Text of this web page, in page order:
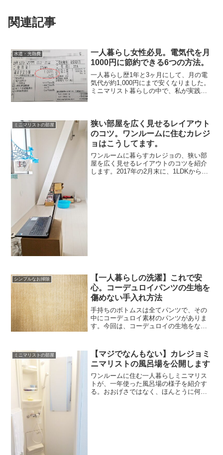
関連記事
水道・光熱費
一人暮らし女性必見。電気代を月
1000円に節約できる6つの方法。
一人暮らし歴1年と3ヶ月にして、月の電
気代が約1,000円にまで安くなりました。
ミニマリスト暮らしの中で、私が実践し
しをしていると、...
ミニマリストの部屋
狭い部屋を広く見せるレイアウト
のコツ。ワンルームに住むカレジ
ョはこうしてます。
ワンルームに暮らすカレジョの、狭い部
屋を広く見せるレイアウトのコツを紹介
します。2017年の2月末に、1LDKからロ
シンプルなお掃除
【一人暮らしの洗濯】これで安
心。コーデュロイパンツの生地を
傷めない手入れ方法
手持ちのボトムスは全てパンツで、その
中にコーデュロイ素材のパンツがありま
す。今回は、コーデュロイの生地をなる
材の服は、表面に「縦うね」と呼ばれる
しまのような模様が入って...
ミニマリストの部屋
【マジでなんもない】カレジョミ
ニマリストの風呂場を公開します
ワンルームに住む一人暮らしミニマリス
トが、一年使った風呂場の様子を紹介す
る。おおげさではなく、ほんとうに何も